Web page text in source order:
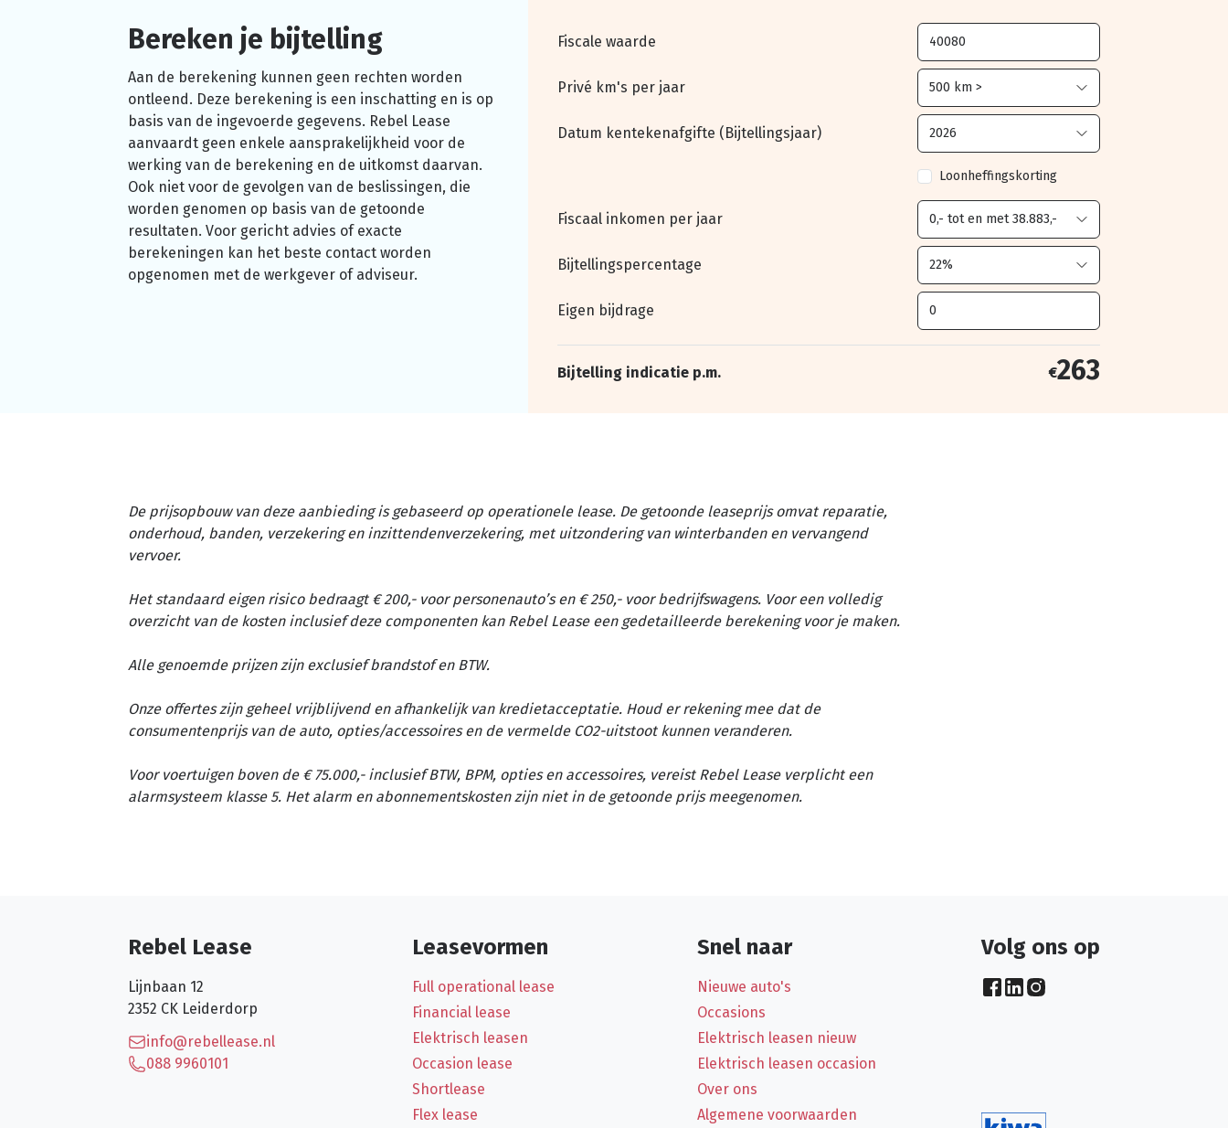
Bereken je bijtelling
Aan de berekening kunnen geen rechten worden
ontleend. Deze berekening is een inschatting en is op
basis van de ingevoerde gegevens. Rebel Lease
aanvaardt geen enkele aansprakelijkheid voor de
werking van de berekening en de uitkomst daarvan.
Ook niet voor de gevolgen van de beslissingen, die
worden genomen op basis van de getoonde
resultaten. Voor gericht advies of exacte
berekeningen kan het beste contact worden
opgenomen met de werkgever of adviseur.
Fiscale waarde
Privé km's per jaar
Datum kentekenafgifte (Bijtellingsjaar)
Loonheffingskorting
Fiscaal inkomen per jaar
Bijtellingspercentage
Eigen bijdrage
Bijtelling indicatie p.m. €263
De prijsopbouw van deze aanbieding is gebaseerd op operationele lease. De getoonde leaseprijs omvat reparatie,
onderhoud, banden, verzekering en inzittendenverzekering, met uitzondering van winterbanden en vervangend
vervoer.
Het standaard eigen risico bedraagt € 200,- voor personenauto’s en € 250,- voor bedrijfswagens. Voor een volledig
overzicht van de kosten inclusief deze componenten kan Rebel Lease een gedetailleerde berekening voor je maken.
Alle genoemde prijzen zijn exclusief brandstof en BTW.
Onze offertes zijn geheel vrijblijvend en afhankelijk van kredietacceptatie. Houd er rekening mee dat de
consumentenprijs van de auto, opties/accessoires en de vermelde CO2-uitstoot kunnen veranderen.
Voor voertuigen boven de € 75.000,- inclusief BTW, BPM, opties en accessoires, vereist Rebel Lease verplicht een
alarmsysteem klasse 5. Het alarm en abonnementskosten zijn niet in de getoonde prijs meegenomen.
Rebel Lease
Lijnbaan 12
2352 CK Leiderdorp
info@rebellease.nl
088 9960101
Leasevormen
Full operational lease
Financial lease
Elektrisch leasen
Occasion lease
Shortlease
Flex lease
Snel naar
Nieuwe auto's
Occasions
Elektrisch leasen nieuw
Elektrisch leasen occasion
Over ons
Algemene voorwaarden
Volg ons op